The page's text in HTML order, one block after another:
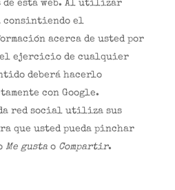
de esta web. Al utilizar
consintiendo el
acerca de usted por
el ejercicio de cualquier
deberá hacerlo
con Google.
red social utiliza sus
que usted pueda pinchar
Me gustao Compartir.